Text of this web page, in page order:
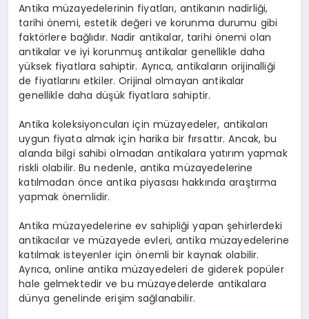
Antika müzayedelerinin fiyatları, antikanın nadirliği,
tarihi önemi, estetik değeri ve korunma durumu gibi
faktörlere bağlıdır. Nadir antikalar, tarihi önemi olan
antikalar ve iyi korunmuş antikalar genellikle daha
yüksek fiyatlara sahiptir. Ayrıca, antikaların orijinalliği
de fiyatlarını etkiler. Orijinal olmayan antikalar
genellikle daha düşük fiyatlara sahiptir.
Antika koleksiyoncuları için müzayedeler, antikaları
uygun fiyata almak için harika bir fırsattır. Ancak, bu
alanda bilgi sahibi olmadan antikalara yatırım yapmak
riskli olabilir. Bu nedenle, antika müzayedelerine
katılmadan önce antika piyasası hakkında araştırma
yapmak önemlidir.
Antika müzayedelerine ev sahipliği yapan şehirlerdeki
antikacılar ve müzayede evleri, antika müzayedelerine
katılmak isteyenler için önemli bir kaynak olabilir.
Ayrıca, online antika müzayedeleri de giderek popüler
hale gelmektedir ve bu müzayedelerde antikalara
dünya genelinde erişim sağlanabilir.